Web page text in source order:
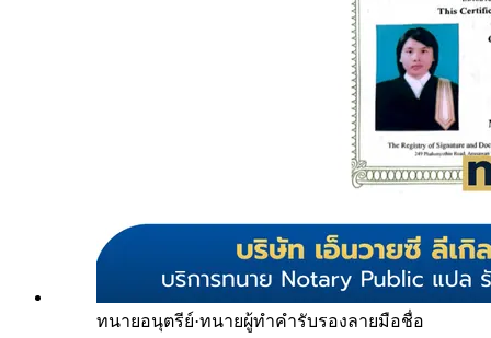
ทนายอนุตรีย์·ทนายผู้ทำคำรับรองลายมือชื่อ